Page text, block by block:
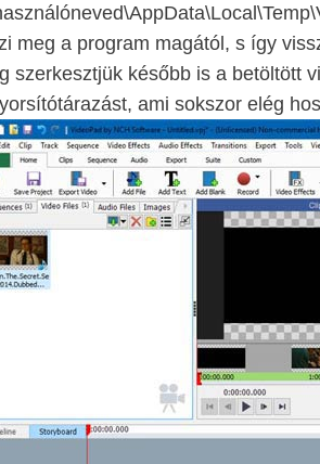
meg a program magától, s így
szerkesztjük később is a betöltött
ami sokszor elég